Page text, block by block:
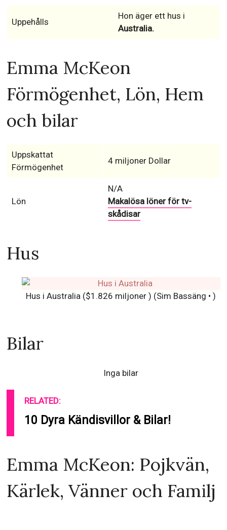
Uppehålls
Hon äger ett hus i
Australia.
Emma McKeon
Förmögenhet, Lön, Hem
och bilar
Uppskattat
Förmögenhet
4 miljoner Dollar
Lön
N/A
Makalösa löner för tv-
skådisar
Hus
Hus i Australia ($1.826 miljoner ) (Sim Bassäng • )
Bilar
Inga bilar
RELATED:
10 Dyra Kändisvillor & Bilar!
Emma McKeon: Pojkvän,
Kärlek, Vänner och Familj